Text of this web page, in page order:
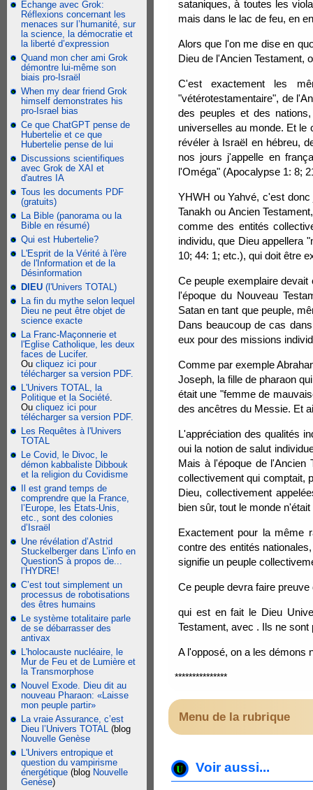
Échange avec Grok:
Réflexions concernant les
menaces sur l’humanité, sur
la science, la démocratie et
la liberté d’expression
Quand mon cher ami Grok
démontre lui-même son
biais pro-Israël
When my dear friend Grok
himself demonstrates his
pro-Israel bias
Ce que ChatGPT pense de
Hubertelie et ce que
Hubertelie pense de lui
Discussions scientifiques
avec Grok de XAI et
d'autres IA
Tous les documents PDF
(gratuits)
La Bible (panorama ou la
Bible en résumé)
Qui est Hubertelie?
L'Esprit de la Vérité à l'ère
de l'Information et de la
Désinformation
DIEU (l'Univers TOTAL)
La fin du mythe selon lequel
Dieu ne peut être objet de
science exacte
La Franc-Maçonnerie et
l'Eglise Catholique, les deux
faces de Lucifer.
Ou cliquez ici pour
télécharger sa version PDF.
L'Univers TOTAL, la
Politique et la Société.
Ou cliquez ici pour
télécharger sa version PDF.
Les Requêtes à l'Univers
TOTAL
Le Covid, le Divoc, le
démon kabbaliste Dibbouk
et la religion du Covidisme
Il est grand temps de
comprendre que la France,
l’Europe, les Etats-Unis,
etc., sont des colonies
d’Israël
Une révélation d’Astrid
Stuckelberger dans L’info en
QuestionS à propos de...
l’HYDRE!
C’est tout simplement un
processus de robotisations
des êtres humains
Le système totalitaire parle
de se débarrasser des
antivax
L'holocauste nucléaire, le
Mur de Feu et de Lumière et
la Transmorphose
Nouvel Exode. Dieu dit au
nouveau Pharaon: «Laisse
mon peuple partir»
La vraie Assurance, c’est
Dieu l’Univers TOTAL (blog
Nouvelle Genèse
L'Univers entropique et
question du vampirisme
énergétique (blog Nouvelle
Genèse)
sataniques, à toutes les
mais dans le lac de feu, en
Alors que l'on me dise en
Dieu de l'Ancien Testament,
C'est exactement les
"vétérotestamentaire", de
des peuples et des
universelles au monde. Et le
révéler à Israël en hébreu,
nos jours j'appelle en
l'Oméga" (Apocalypse 1: 8;
YHWH ou Yahvé, c'est
Tanakh ou Ancien
comme des entités
individu, que Dieu appellera
10; 44: 1; etc.), qui doit être
Ce peuple exemplaire
l'époque du Nouveau
Satan en tant que peuple,
Dans beaucoup de cas
eux pour des missions
Comme par exemple
Joseph, la fille de pharaon
était une "femme de
des ancêtres du Messie. Et
L'appréciation des qualités
oui la notion de salut
Mais à l'époque de l'Ancien
collectivement qui comptait,
Dieu, collectivement
bien sûr, tout le monde
Exactement pour la même
contre des entités
signifie un peuple
Ce peuple devra faire preuve
qui est en fait le Dieu
Testament, avec . Ils ne
A l'opposé, on a les démons
***************
Menu de la rubrique
Voir aussi...